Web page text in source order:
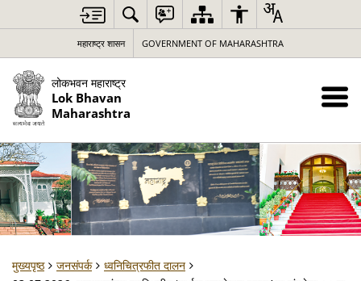
महाराष्ट्र शासन GOVERNMENT OF MAHARASHTRA
लोकभवन महाराष्ट्र
Lok Bhavan
Maharashtra
मुख्यपृष्ठ जनसंपर्क
ध्वनिचित्रफीत दालन